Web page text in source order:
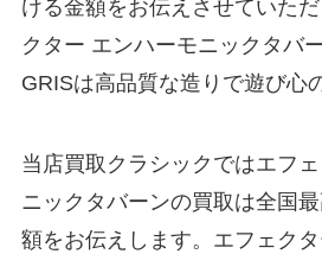
ける金額をお伝えさせていた
クター エンハーモニックタバ
GRISは高品質な造りで遊び心
当店買取クラシックではエフ
ニックタバーンの買取は全国
額をお伝えします。エフェク